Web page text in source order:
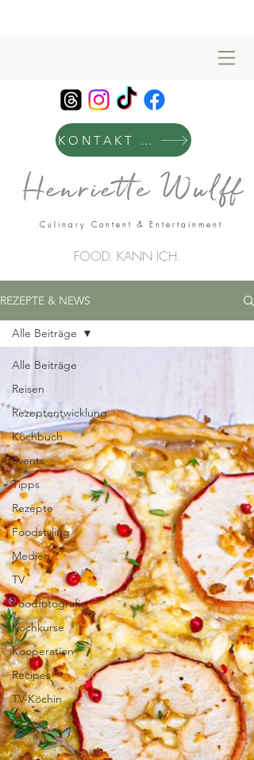
KONTAKT & MANAGEMENT
Culinary Content & Entertainment
FOOD. KANN ICH.
REZEPTE & NEWS
Alle Beiträge
Reisen
Rezeptentwicklung
Kochbuch
Events
Tipps
Rezepte
Foodstyling
Medien
TV
Foodfotografie
Kochkurse
Kooperation
Recipes
TV-Köchin
Alle Beiträge